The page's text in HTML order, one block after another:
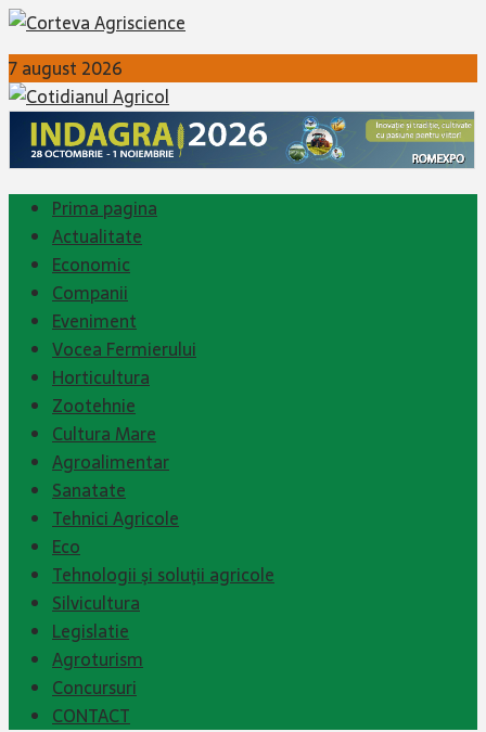
7 august 2026
Prima pagina
Actualitate
Economic
Companii
Eveniment
Vocea Fermierului
Horticultura
Zootehnie
Cultura Mare
Agroalimentar
Sanatate
Tehnici Agricole
Eco
Tehnologii şi soluţii agricole
Silvicultura
Legislatie
Agroturism
Concursuri
CONTACT